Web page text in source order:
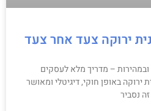
ירוקה צעד אחר צעד
– מדריך מלא לעסקים
באופן חוקי, דיגיטלי ומאושר
נסביר